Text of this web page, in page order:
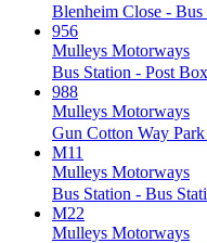
Blenheim Close - Bus
956
Mulleys Motorways
Bus Station - Post Box
988
Mulleys Motorways
Gun Cotton Way
M11
Mulleys Motorways
Bus Station - Bus
M22
Mulleys Motorways